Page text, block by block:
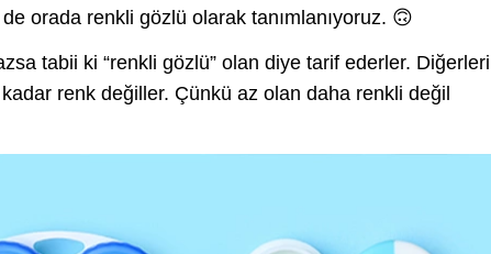
orada renkli gözlü olarak tanımlanıyoruz. 🙃
tabii ki “renkli gözlü” olan diye tarif ederler. Diğerleri
renk değiller. Çünkü az olan daha renkli değil